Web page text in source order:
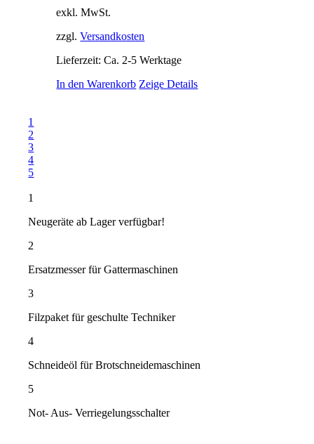
exkl. MwSt.
zzgl.Versandkosten
Lieferzeit: Ca. 2-5 Werktage
In den Warenkorb Zeige Details
1
2
3
4
5
1
Neugeräte ab Lager verfügbar!
2
Ersatzmesser für Gattermaschinen
3
Filzpaket für geschulte Techniker
4
Schneideöl für Brotschneidemaschinen
5
Not- Aus- Verriegelungsschalter